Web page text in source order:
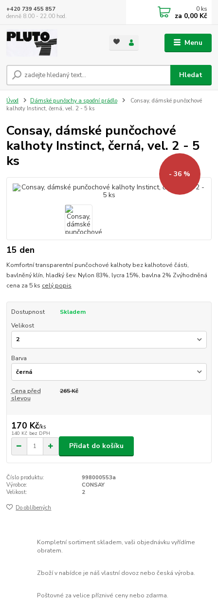
Menu
Hledat
+420 739 455 857
denně 8.00 - 22.00 hod.
0 ks
za 0,00 Kč
Úvod Dámské punčochy a spodní prádlo
Consay, dámské punčochové
kalhoty Instinct, černá, vel. 2 - 5 ks
Consay, dámské punčochové
kalhoty Instinct, černá, vel. 2 - 5
ks
- 36 %
15 den
Komfortní transparentní punčochové kalhoty bez kalhotové části,
bavlněný klín, hladký šev. Nylon 83%, lycra 15%, bavlna 2% Zvýhodněná
cena za 5 ks celý popis
Dostupnost
Skladem
Velikost
Barva
Cena před
slevou
265 Kč
170 Kč/ks
140 Kč bez DPH
Přidat do košíku
Číslo produktu:
998000553a
Výrobce:
CONSAY
Velikost:
2
Do oblíbených
Kompletní sortiment skladem, vaši objednávku vyřídíme
obratem.
Zboží v nabídce je náš vlastní dovoz nebo česká výroba.
Poštovné za velice příznivé ceny nebo zdarma.